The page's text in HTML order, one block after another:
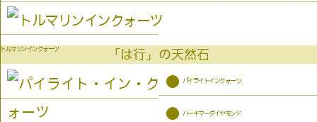
トルマリンインクォーツ 「は行」の天然石
● パイライトインクォーツ
● ハーキマーダイヤモンド